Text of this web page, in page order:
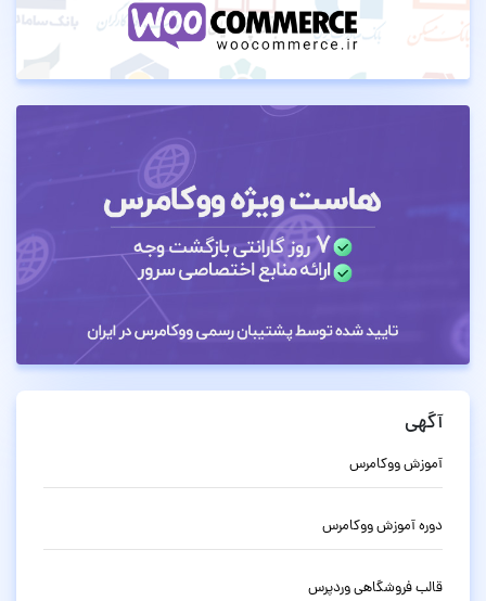
آگهی
آموزش ووکامرس
دوره آموزش ووکامرس
قالب فروشگاهی وردپرس